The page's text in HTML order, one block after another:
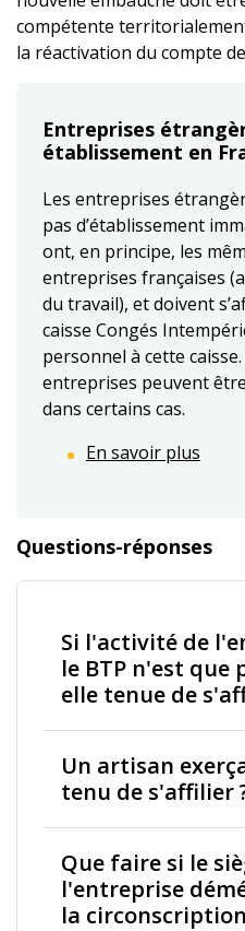
compétente
la réactivation du compte
Entreprises
établissement en
Les entreprises
pas d’établissement
ont, en principe, les
entreprises françaises
du travail), et doivent
caisse Congés
personnel à cette
entreprises peuvent
dans certains cas.
En savoir plus
Questions-réponses
Si l'activité de
le BTP n'est que
elle tenue de
Un artisan
tenu de s'affilier
Que faire si le
l'entreprise
la